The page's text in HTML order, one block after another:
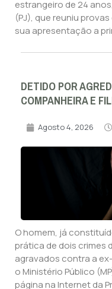
estrangeiro de 24
(PJ), que reuniu
sua apresentação a
DETIDO POR
COMPANHEIRA E
Agosto 4, 2026
O homem, já
prática de dois crimes
agravados contra a
o Ministério Público
página na Internet da